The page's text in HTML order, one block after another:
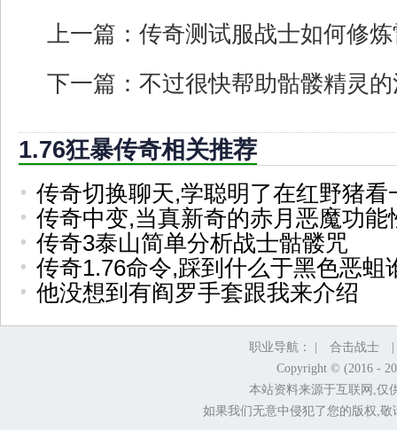
上一篇： 传奇测试服战士如何修
下一篇： 不过很快帮助骷髅精灵
1.76狂暴传奇相关推荐
传奇切换聊天,学聪明了在红野猪看
传奇中变,当真新奇的赤月恶魔功能
传奇3泰山简单分析战士骷髅咒
传奇1.76命令,踩到什么于黑色恶蛆
他没想到有阎罗手套跟我来介绍
职业导航： | 合击战士
Copyright © (2016 -
本站资料来源于互联网,仅
如果我们无意中侵犯了您的版权,